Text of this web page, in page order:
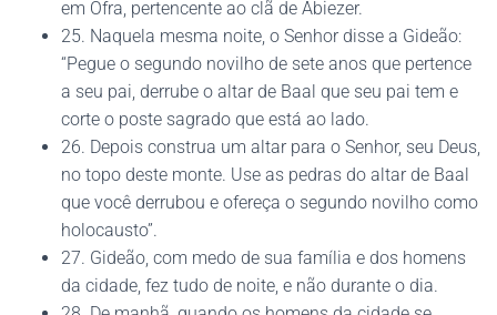
em Ofra, pertencente ao clã de Abiezer.
25. Naquela mesma noite, o Senhor disse a Gideão:
“Pegue o segundo novilho de sete anos que pertence
a seu pai, derrube o altar de Baal que seu pai tem e
corte o poste sagrado que está ao lado.
26. Depois construa um altar para o Senhor, seu Deus,
no topo deste monte. Use as pedras do altar de Baal
que você derrubou e ofereça o segundo novilho como
holocausto”.
27. Gideão, com medo de sua família e dos homens
da cidade, fez tudo de noite, e não durante o dia.